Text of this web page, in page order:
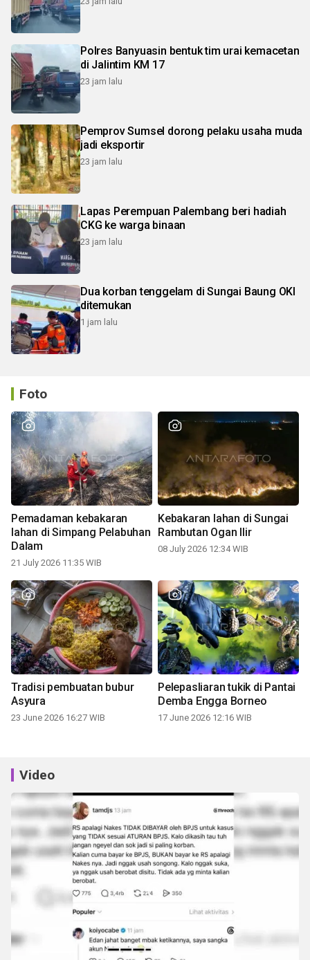
Polres Banyuasin bentuk tim urai kemacetan
di Jalintim KM 17
23 jam lalu
Pemprov Sumsel dorong pelaku usaha muda
jadi eksportir
23 jam lalu
Lapas Perempuan Palembang beri hadiah
CKG ke warga binaan
23 jam lalu
Dua korban tenggelam di Sungai Baung OKI
ditemukan
1 jam lalu
Foto
Pemadaman kebakaran
lahan di Simpang Pelabuhan
Dalam
21 July 2026 11:35 WIB
Kebakaran lahan di Sungai
Rambutan Ogan Ilir
08 July 2026 12:34 WIB
Tradisi pembuatan bubur
Asyura
23 June 2026 16:27 WIB
Pelepasliaran tukik di Pantai
Demba Engga Borneo
17 June 2026 12:16 WIB
Video